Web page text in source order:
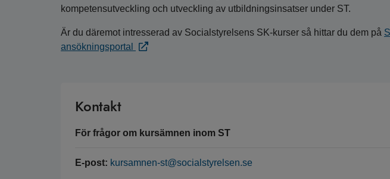
kompetensutveckling och utveckling av utbildningsinsatser under ST.
Är du däremot intresserad av Socialstyrelsens SK-kurser så hittar du dem på
ansökningsportal
Kontakt
För frågor om kursämnen inom ST
E-post: kursamnen-st@socialstyrelsen.se